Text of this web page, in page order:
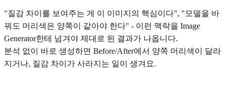
"질감 차이를 보여주는 게 이 이미지의 핵심이다", "모델을 바
꿔도 머리색은 양쪽이 같아야 한다" - 이런 맥락을 Image
Generator한테 넘겨야 제대로 된 결과가 나옵니다.
분석 없이 바로 생성하면 Before/After에서 양쪽 머리색이 달라
지거나, 질감 차이가 사라지는 일이 생겨요.